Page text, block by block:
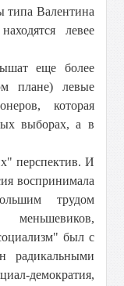
типа Валентина
левее
еще более
плане) левые
которая
выборах, а в
перспектив. И
воспринимала
трудом
был с
радикальными
демократия,